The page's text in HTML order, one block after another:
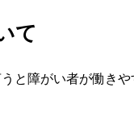
て
と障がい者が働きや